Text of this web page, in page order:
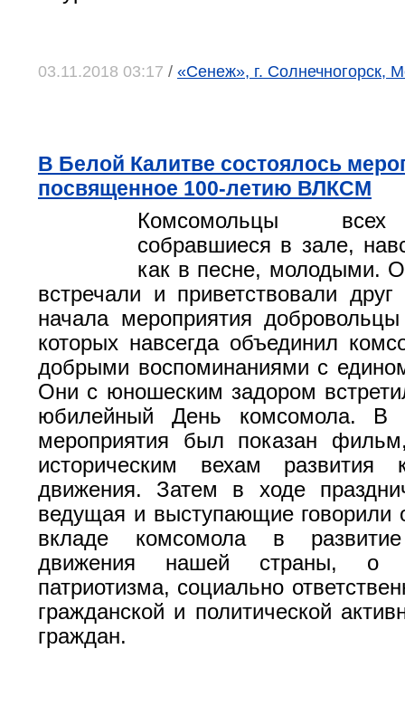
03.11.2018 03:17 / «Сенеж», г. Солнечногорск,
В Белой Калитве состоялось
посвященное 100-летию ВЛКСМ
Комсомольцы всех
собравшиеся в зале,
как в песне, молодыми.
встречали и приветствовали
начала мероприятия добровольцы
которых навсегда объединил
добрыми воспоминаниями с
Они с юношеским задором
юбилейный День комсомола. В
мероприятия был показан
историческим вехам развития
движения. Затем в ходе
ведущая и выступающие говорили
вкладе комсомола в
движения нашей страны, о
патриотизма, социально
гражданской и политической
граждан.